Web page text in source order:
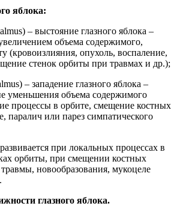
яблока:
– выстояние глазного яблока –
объема содержимого,
(кровоизлияния, опухоль, воспаление,
стенок орбиты при травмах и др.);
– западение глазного яблока –
уменьшения объема содержимого
процессы в орбите, смещение костных
паралич или парез симпатического
при локальных процессах в
орбиты, при смещении костных
новообразования, мукоцеле
глазного яблока.